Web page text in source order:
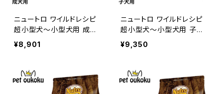
ニュートロ ワイルドレシピ
超小型犬〜小型犬用 成犬
用 サーモン 4kg 4562358
788574
¥8,901
ニュートロ ワイルドレシピ
超小型犬〜小型犬用 子犬
用 ターキー 4kg 490239
7850670
¥9,350